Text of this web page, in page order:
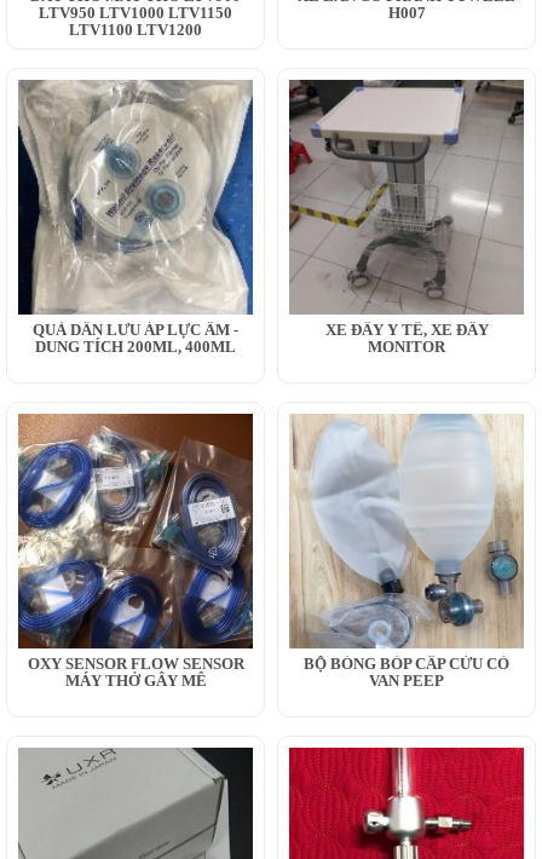
LTV950 LTV1000 LTV1150
LTV1100 LTV1200
H007
QUẢ DẪN LƯU ÁP LỰC ÂM -
DUNG TÍCH 200ML, 400ML
XE ĐẨY Y TẾ, XE ĐẨY
MONITOR
OXY SENSOR FLOW SENSOR
MÁY THỞ GÂY MÊ
BỘ BÓNG BÓP CẤP CỨU CÓ
VAN PEEP